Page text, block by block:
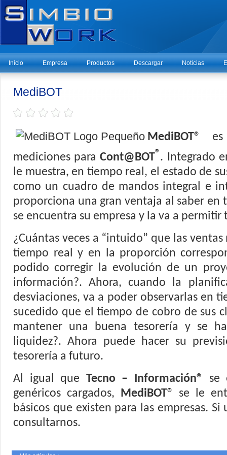
Inicio Empresa Productos Descargar Noticias
MediBOT
MediBOT®
es
mediciones paraCont@BOT® . Integrado
le muestra, en tiempo real, el estado de
como un cuadro de mandos integral e
proporciona una gran ventaja al saber
se encuentra su empresa y la va a
¿Cuántas veces a “intuido” que las
tiempo real y en la proporción
podido corregir la evolución de un
información?. Ahora, cuando la
desviaciones, va a poder observarlas en
sucedido que el tiempo de cobro de sus
mantener una buena tesorería y se
liquidez?. Ahora puede hacer su
tesorería a futuro.
Al igual que Tecno – Información® se
genéricos cargados, MediBOT® se le
básicos que existen para las empresas.
consultarnos.